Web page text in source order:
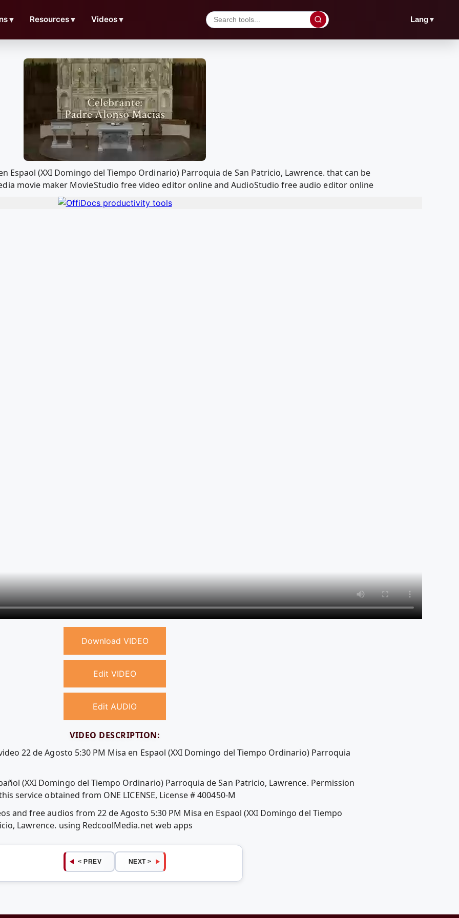
▼ Resources▼ Videos▼ Lang▼
Espaol (XXI Domingo del Tiempo Ordinario) Parroquia de San Patricio, Lawrence. that can be
movie maker MovieStudio free video editor online and AudioStudio free audio editor online
Download VIDEO
Edit VIDEO
Edit AUDIO
VIDEO DESCRIPTION:
22 de Agosto 5:30 PM Misa en Espaol (XXI Domingo del Tiempo Ordinario) Parroquia
(XXI Domingo del Tiempo Ordinario) Parroquia de San Patricio, Lawrence. Permission
service obtained from ONE LICENSE, License # 400450-M
and free audios from 22 de Agosto 5:30 PM Misa en Espaol (XXI Domingo del Tiempo
Lawrence. using RedcoolMedia.net web apps
< PREV NEXT >